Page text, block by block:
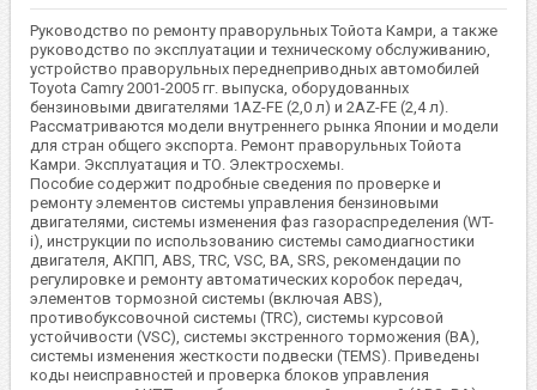
Руководство по ремонту праворульных Тойота Камри, а также
руководство по эксплуатации и техническому обслуживанию,
устройство праворульных переднеприводных автомобилей
Toyota Camry 2001-2005 гг. выпуска, оборудованных
бензиновыми двигателями 1AZ-FE (2,0 л) и 2AZ-FE (2,4 л).
Рассматриваются модели внутреннего рынка Японии и модели
для стран общего экспорта. Ремонт праворульных Тойота
Камри. Эксплуатация и ТО. Электросхемы.
Пособие содержит подробные сведения по проверке и
ремонту элементов системы управления бензиновыми
двигателями, системы изменения фаз газораспределения (WT-
i), инструкции по использованию системы самодиагностики
двигателя, АКПП, ABS, TRC, VSC, BA, SRS, рекомендации по
регулировке и ремонту автоматических коробок передач,
элементов тормозной системы (включая ABS),
противобуксовочной сис­темы (TRC), системы курсовой
устойчивости (VSC), системы экстренного торможения (ВА),
системы изменения жесткости подвески (TEMS). Приведены
коды неисправностей и проверка блоков управления